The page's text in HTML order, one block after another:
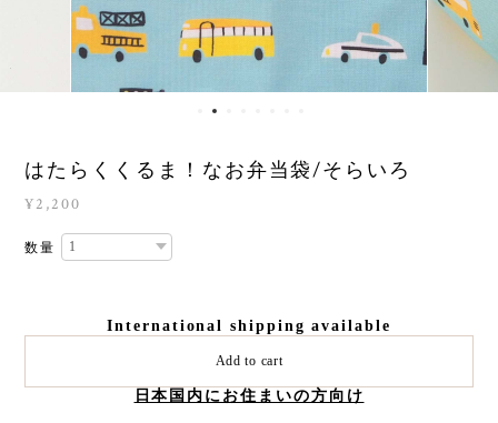
はたらくくるま！なお弁当袋/そらいろ
¥2,200
数量
International shipping available
Add to cart
日本国内にお住まいの方向け